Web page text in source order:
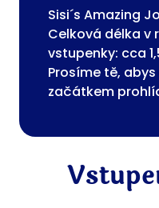
Sisi´s Amazing
Celková délka v
vstupenky: cca
Prosíme tě,
začátkem